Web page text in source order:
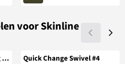
voorSkinline
Quick Change Swivel #4